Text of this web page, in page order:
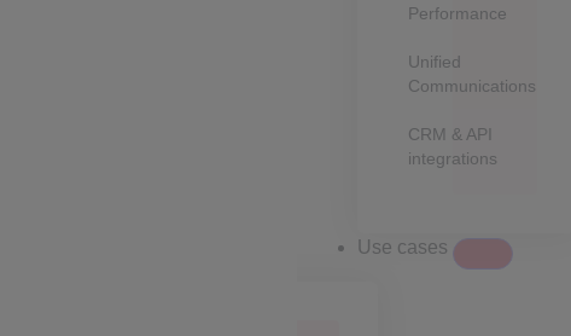
Performance
Unified
Communications
CRM & API
integrations
Use cases